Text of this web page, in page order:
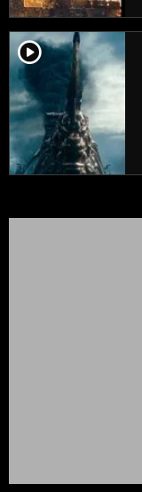
player2